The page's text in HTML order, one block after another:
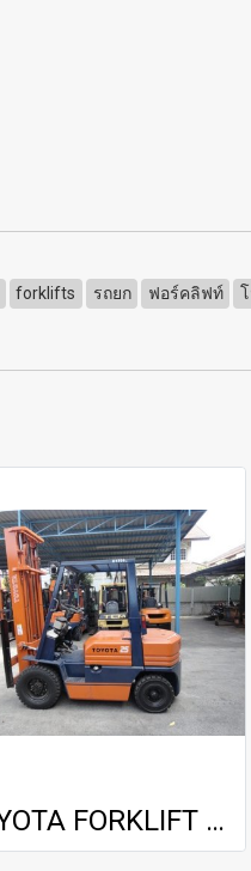
forklifts รถยก ฟอร์คลิฟท์
TOYOTA FORKLIFT / 5FG25 / 4.0 m